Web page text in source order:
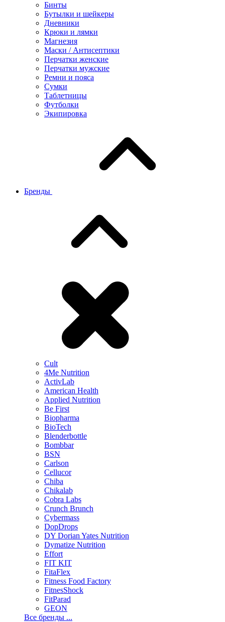
Бинты
Бутылки и шейкеры
Дневники
Крюки и лямки
Магнезия
Маски / Антисептики
Перчатки женские
Перчатки мужские
Ремни и пояса
Сумки
Таблетницы
Футболки
Экипировка
Бренды
Cult
4Me Nutrition
ActivLab
American Health
Applied Nutrition
Be First
Biopharma
BioTech
Blenderbottle
Bombbar
BSN
Carlson
Cellucor
Chiba
Chikalab
Cobra Labs
Crunch Brunch
Cybermass
DopDrops
DY Dorian Yates Nutrition
Dymatize Nutrition
Effort
FIT KIT
FitaFlex
Fitness Food Factory
FitnesShock
FitParad
GEON
Все бренды ...